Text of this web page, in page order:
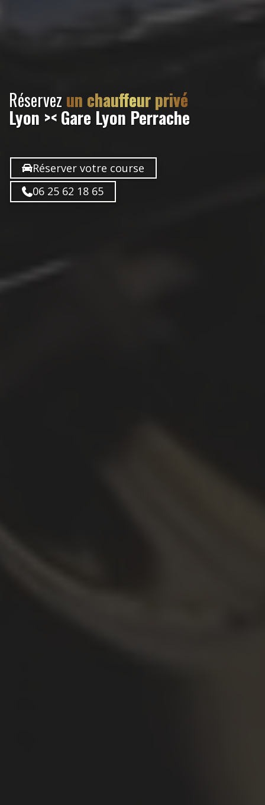
Réservez un chauffeur privé
Lyon >< Gare Lyon Perrache
Réserver votre course
06 25 62 18 65